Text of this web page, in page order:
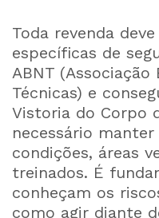
Toda revenda
específicas de
ABNT
Técnicas) e
Vistoria do Corpo
necessário
condições, áreas
treinados. É
conheçam os
como agir diante